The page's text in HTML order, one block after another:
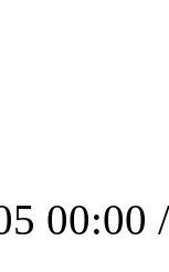
00:00